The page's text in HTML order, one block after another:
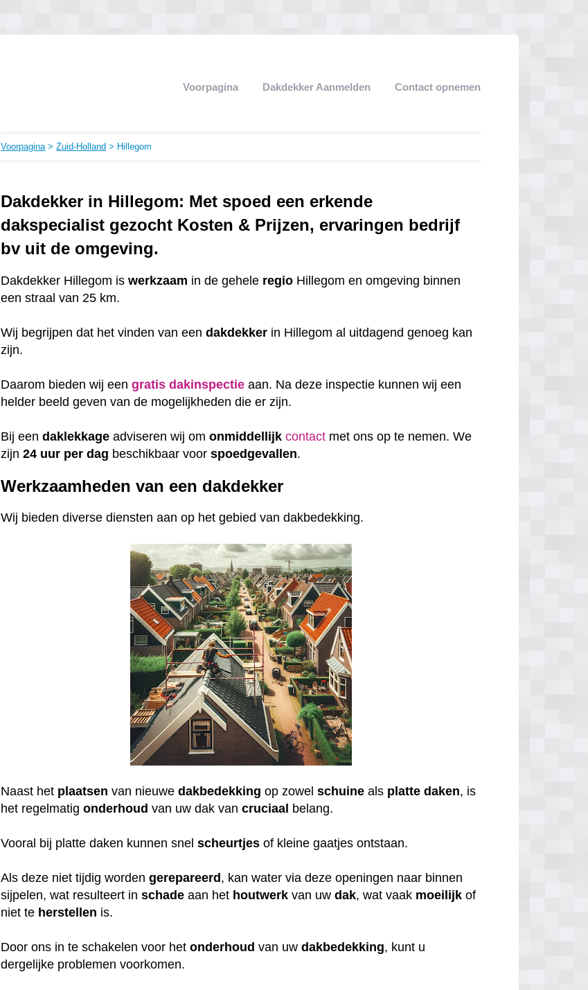
Voorpagina Dakdekker Aanmelden Contact opnemen
Voorpagina>Zuid-Holland > Hillegom
Dakdekker in Hillegom: Met spoed een erkende
dakspecialist gezocht Kosten & Prijzen, ervaringen bedrijf
bv uit de omgeving.
Dakdekker Hillegom iswerkzaam in de gehele regio Hillegom en omgeving binnen
een straal van 25 km.
Wij begrijpen dat het vinden van eendakdekker in Hillegom al uitdagend genoeg kan
zijn.
Daarom bieden wij eengratis dakinspectie aan. Na deze inspectie kunnen wij een
helder beeld geven van de mogelijkheden die er zijn.
Bij eendaklekkage adviseren wij omonmiddellijk contact met ons op te nemen. We
zijn24 uur per dag beschikbaar voorspoedgevallen.
Werkzaamheden van een dakdekker
Wij bieden diverse diensten aan op het gebied van dakbedekking.
Naast het plaatsen van nieuwedakbedekking op zowelschuine als platte daken, is
het regelmatigonderhoud van uw dak vancruciaal belang.
Vooral bij platte daken kunnen snelscheurtjes of kleine gaatjes ontstaan.
Als deze niet tijdig wordengerepareerd , kan water via deze openingen naar binnen
sijpelen, wat resulteert inschade aan het houtwerk van uwdak, wat vaak moeilijk of
niet te herstellen is.
Door ons in te schakelen voor hetonderhoud van uwdakbedekking, kunt u
dergelijke problemen voorkomen.